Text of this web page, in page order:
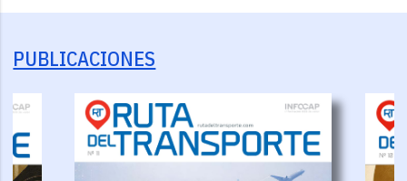
PUBLICACIONES